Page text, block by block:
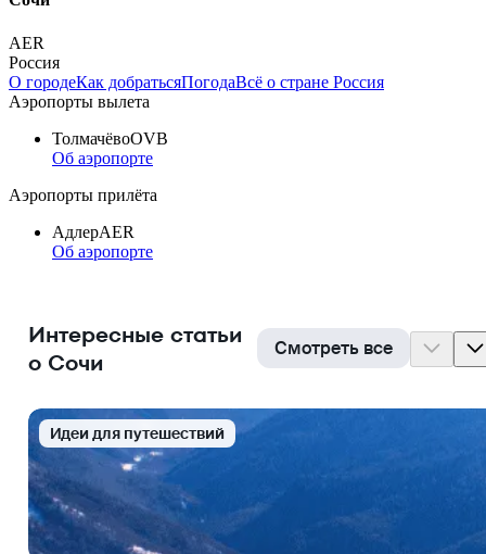
AER
Россия
О городеКак добратьсяПогодаВсё о стране Россия
Аэропорты вылета
ТолмачёвоOVB
Об аэропорте
Аэропорты прилёта
АдлерAER
Об аэропорте
Интересные статьи
о Сочи
Смотреть все
Идеи для путешествий